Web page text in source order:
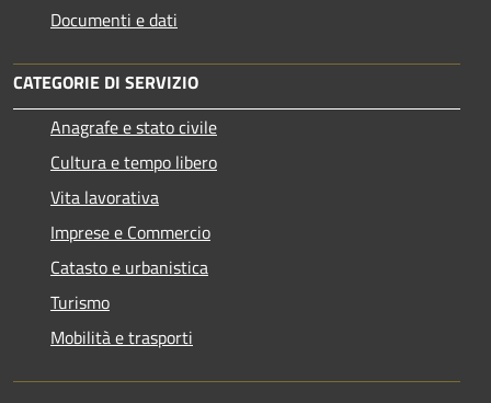
Documenti e dati
CATEGORIE DI SERVIZIO
Anagrafe e stato civile
Cultura e tempo libero
Vita lavorativa
Imprese e Commercio
Catasto e urbanistica
Turismo
Mobilità e trasporti